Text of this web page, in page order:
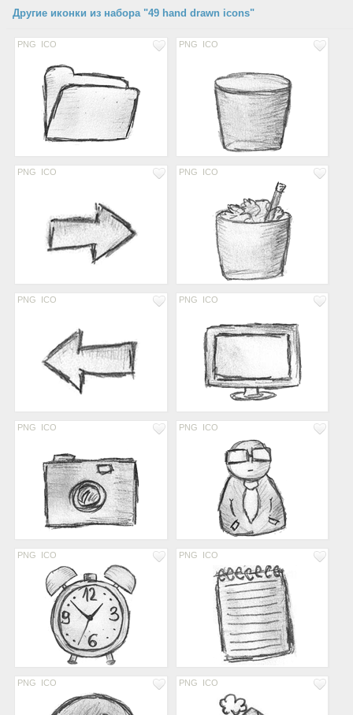
Другие иконки из набора "49 hand drawn icons"
PNG ICO PNG ICO
PNG ICO PNG ICO
PNG ICO PNG ICO
PNG ICO PNG ICO
PNG ICO PNG ICO
PNG ICO PNG ICO